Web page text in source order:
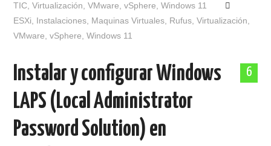
TIC ,Virtualización ,VMware ,vSphere ,Windows 11
ESXi
Instalaciones Maquinas Virtuales Rufus ,Virtualización
VMware ,vSphere ,Windows 11
6
Instalar y configurar Windows
LAPS (Local Administrator
Password Solution) en